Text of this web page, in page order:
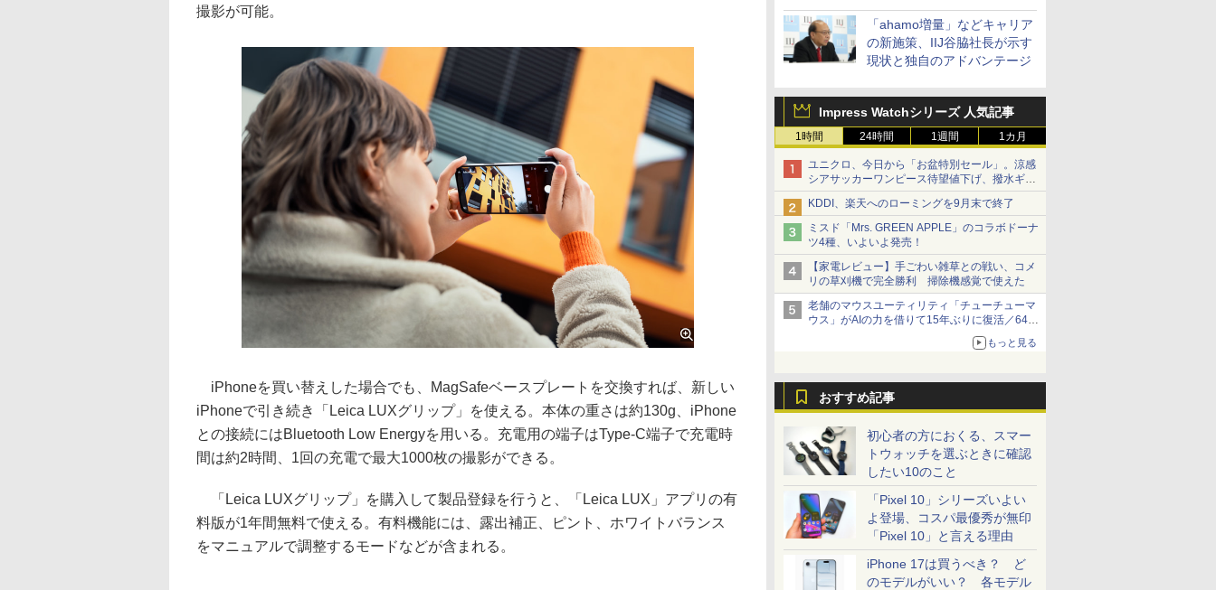
「ahamo増量」などキャリア
の新施策、IIJ谷脇社長が示す
現状と独自のアドバンテージ
Impress Watchシリーズ 人気記事
1時間 24時間 1週間 1カ月
ユニクロ、今日から「お盆特別セール」。涼感
シアサッカーワンピース待望値下げ、撥水ギア
ショーツは1990円に
KDDI、楽天へのローミングを9月末で終了
ミスド「Mrs. GREEN APPLE」のコラボドーナ
ツ4種、いよいよ発売！
【家電レビュー】手ごわい雑草との戦い、コメ
リの草刈機で完全勝利 掃除機感覚で使えた
老舗のマウスユーティリティ「チューチューマ
ウス」がAIの力を借りて15年ぶりに復活／64bit
化、Windows 10/11、「Chrome」も走り回
る。復活記念で2026年末まで500円
もっと見る
おすすめ記事
初心者の方におくる、スマー
トウォッチを選ぶときに確認
したい10のこと
「Pixel 10」シリーズいよい
よ登場、コスパ最優秀が無印
「Pixel 10」と言える理由
iPhone 17は買うべき？ ど
のモデルがいい？ 各モデル
撮影が可能。
iPhoneを買い替えした場合でも、MagSafeベースプレートを交換すれば、新しい
iPhoneで引き続き「Leica LUXグリップ」を使える。本体の重さは約130g、iPhone
との接続にはBluetooth Low Energyを用いる。充電用の端子はType-C端子で充電時
間は約2時間、1回の充電で最大1000枚の撮影ができる。
「Leica LUXグリップ」を購入して製品登録を行うと、「Leica LUX」アプリの有
料版が1年間無料で使える。有料機能には、露出補正、ピント、ホワイトバランス
をマニュアルで調整するモードなどが含まれる。